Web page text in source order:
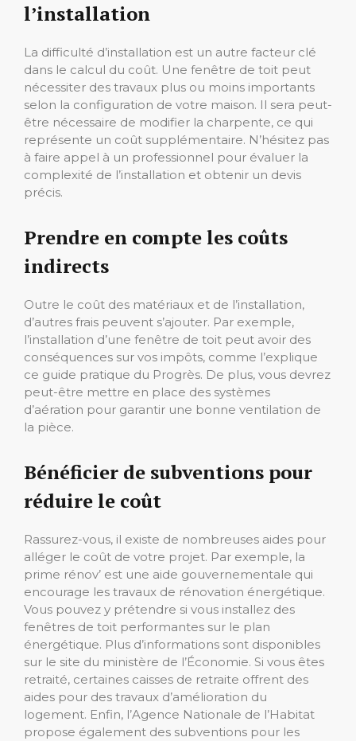
l’installation
La difficulté d’installation est un autre facteur clé
dans le calcul du coût. Une fenêtre de toit peut
nécessiter des travaux plus ou moins importants
selon la configuration de votre maison. Il sera peut-
être nécessaire de modifier la charpente, ce qui
représente un coût supplémentaire. N’hésitez pas
à faire appel à un professionnel pour évaluer la
complexité de l’installation et obtenir un devis
précis.
Prendre en compte les coûts
indirects
Outre le coût des matériaux et de l’installation,
d’autres frais peuvent s’ajouter. Par exemple,
l’installation d’une fenêtre de toit peut avoir des
conséquences sur vos impôts, comme l’explique
ce guide pratique du Progrès. De plus, vous devrez
peut-être mettre en place des systèmes
d’aération pour garantir une bonne ventilation de
la pièce.
Bénéficier de subventions pour
réduire le coût
Rassurez-vous, il existe de nombreuses aides pour
alléger le coût de votre projet. Par exemple, la
prime rénov’ est une aide gouvernementale qui
encourage les travaux de rénovation énergétique.
Vous pouvez y prétendre si vous installez des
fenêtres de toit performantes sur le plan
énergétique. Plus d’informations sont disponibles
sur le site du ministère de l’Économie. Si vous êtes
retraité, certaines caisses de retraite offrent des
aides pour des travaux d’amélioration du
logement. Enfin, l’Agence Nationale de l’Habitat
propose également des subventions pour les